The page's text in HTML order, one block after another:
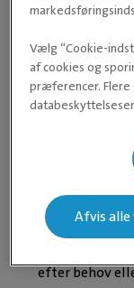
CT-scanning
information
Behandling
Formålet med
mindre
rehabilitering
Behandlingen
efter behov
Vælg “Cookie-
af cookies og
præferencer.
Afvis